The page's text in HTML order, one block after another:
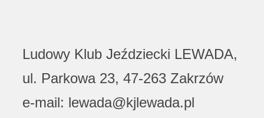
Ludowy Klub Jeździecki LEWADA,
ul. Parkowa 23, 47-263 Zakrzów
e-mail: lewada@kjlewada.pl